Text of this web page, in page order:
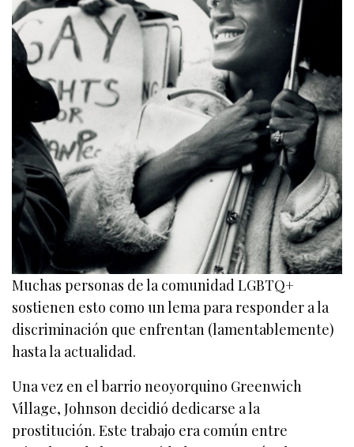
Muchas personas de la comunidad LGBTQ+
sostienen esto como un lema para responder a la
discriminación que enfrentan (lamentablemente)
hasta la actualidad.
Una vez en el barrio neoyorquino Greenwich
Village, Johnson decidió dedicarse a la
prostitución. Este trabajo era común entre